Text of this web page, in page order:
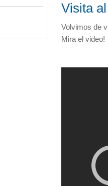
Visita
Volvimos de
Mira el video!